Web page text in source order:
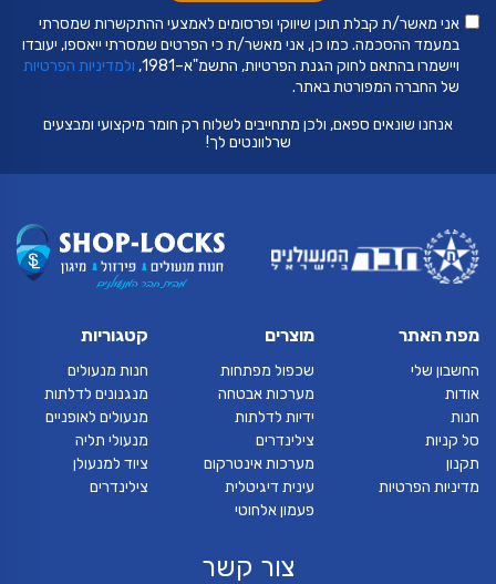
אני מאשר/ת קבלת תוכן שיווקי ופרסומים לאמצעי ההתקשרות שמסרתי
במעמד ההסכמה. כמו כן, אני מאשר/ת כי הפרטים שמסרתי ייאספו, יעובדו
ויישמרו בהתאם לחוק הגנת הפרטיות, התשמ"א–1981,
ולמדיניות הפרטיות
של החברה המפורטת באתר.
אנחנו שונאים ספאם, ולכן מתחייבים לשלוח רק חומר מיקצועי ומבצעים
שרלוונטים לך!
מפת האתר
החשבון שלי
אודות
חנות
סל קניות
תקנון
מדיניות הפרטיות
מוצרים
שכפול מפתחות
מערכות אבטחה
ידיות לדלתות
צילינדרים
מערכות אינטרקום
עינית דיגיטלית
פעמון אלחוטי
קטגוריות
חנות מנעולים
מנגנונים לדלתות
מנעולים לאופניים
מנעולי תליה
ציוד למנעולן
צילינדרים
צור קשר